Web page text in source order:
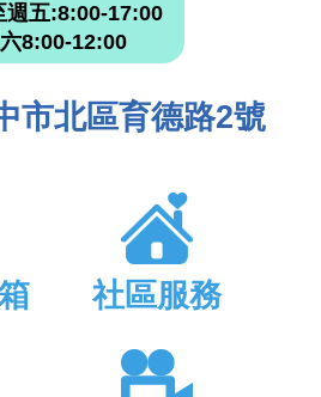
週五:8:00-17:00
8:00-12:00
市北區育德路2號
社區服務